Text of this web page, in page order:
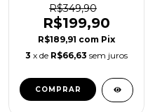
Roxo
R$349,90
R$199,90
R$189,91 com Pix
3 x de R$66,63 sem juros
COMPRAR